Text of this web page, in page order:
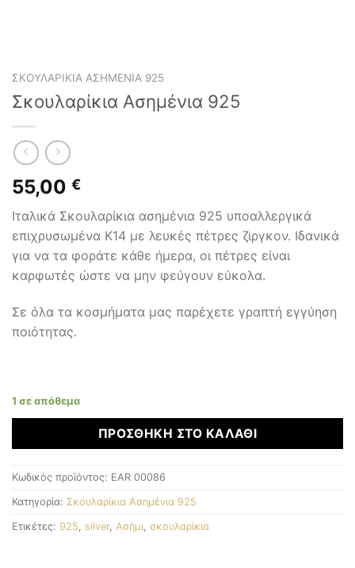
ΣΚΟΥΛΑΡΊΚΙΑ ΑΣΗΜΈΝΙΑ 925
Σκουλαρίκια Ασημένια 925
55,00 €
Ιταλικά Σκουλαρίκια ασημένια 925 υποαλλεργικά
επιχρυσωμένα Κ14 με λευκές πέτρες ζιργκον. Ιδανικά
για να τα φοράτε κάθε ήμερα, οι πέτρες είναι
καρφωτές ώστε να μην φεύγουν εύκολα.
Σε όλα τα κοσμήματα μας παρέχετε γραπτή εγγύηση
ποιότητας.
1 σε απόθεμα
ΠΡΟΣΘΉΚΗ ΣΤΟ ΚΑΛΆΘΙ
Κωδικός προϊόντος: EAR 00086
Κατηγορία: Σκουλαρίκια Ασημένια 925
Ετικέτες: 925, silver, Ασήμι, σκουλαρίκια